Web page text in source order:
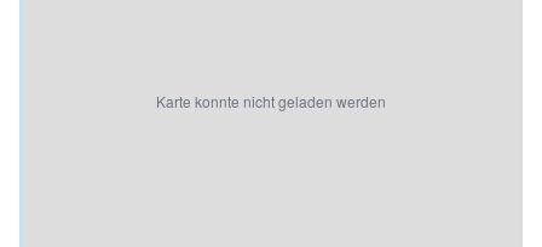
Karte konnte nicht geladen werden